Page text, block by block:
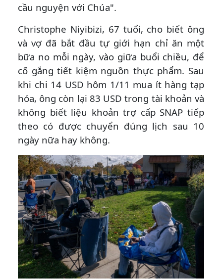
cầu nguyện với Chúa".
Christophe Niyibizi, 67 tuổi, cho biết ông
và vợ đã bắt đầu tự giới hạn chỉ ăn một
bữa no mỗi ngày, vào giữa buổi chiều, để
cố gắng tiết kiệm nguồn thực phẩm. Sau
khi chi 14 USD hôm 1/11 mua ít hàng tạp
hóa, ông còn lại 83 USD trong tài khoản và
không biết liệu khoản trợ cấp SNAP tiếp
theo có được chuyển đúng lịch sau 10
ngày nữa hay không.